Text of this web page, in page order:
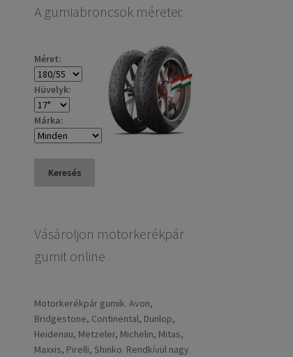
A gumiabroncsok méretei:
Méret:
Hüvelyk:
Márka:
Keresés
Vásároljon motorkerékpár
gumit online
Motorkerékpár gumik. Avon,
Bridgestone, Continental, Dunlop,
Heidenau, Metzeler, Michelin, Mitas,
Maxxis, Pirelli, Shinko. Rendkívül nagy